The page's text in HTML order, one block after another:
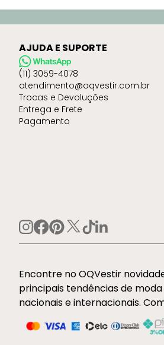
AJUDA E SUPORTE
(11) 3059-4078
atendimento@oqvestir.com.br
Trocas e Devoluções
Entrega e Frete
Pagamento
Encontre no OQVestir
principais tendências de
nacionais e internacionais.